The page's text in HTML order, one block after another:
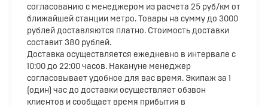
согласованию с менеджером из расчета 25 руб/км от
ближайшей станции метро. Товары на сумму до 3000
рублей доставляются платно. Стоимость доставки
составит 380 рублей.
Доставка осуществляется ежедневно в интервале с
10:00 до 22:00 часов. Накануне менеджер
согласовывает удобное для вас время. Экипаж за 1
(один) час до доставки осуществляет обзвон
клиентов и сообщает время прибытия в